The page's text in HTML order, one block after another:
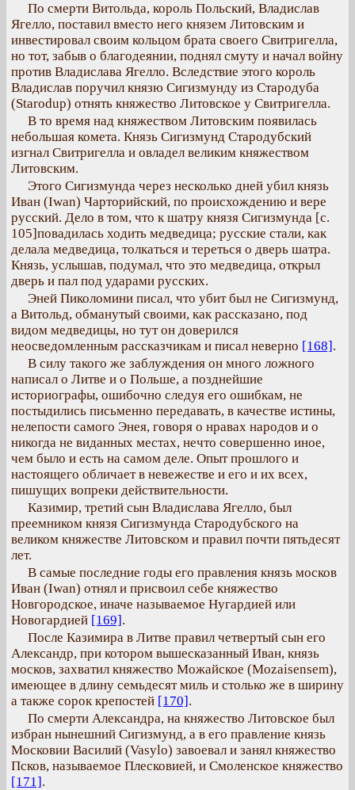
По смерти Витольда, король Польский, Владислав
Ягелло, поставил вместо него князем Литовским и
инвестировал своим кольцом брата своего Свитригелла,
но тот, забыв о благодеянии, поднял смуту и начал войну
против Владислава Ягелло. Вследствие этого король
Владислав поручил князю Сигизмунду из Стародуба
(Starodup) отнять княжество Литовское у Свитригелла.
В то время над княжеством Литовским появилась
небольшая комета. Князь Сигизмунд Стародубский
изгнал Свитригелла и овладел великим княжеством
Литовским.
Этого Сигизмунда через несколько дней убил князь
Иван (Iwan) Чарторийский, по происхождению и вере
русский. Дело в том, что к шатру князя Сигизмунда [с.
105]повадилась ходить медведица; русские стали, как
делала медведица, толкаться и тереться о дверь шатра.
Князь, услышав, подумал, что это медведица, открыл
дверь и пал под ударами русских.
Эней Пиколомини писал, что убит был не Сигизмунд,
а Витольд, обманутый своими, как рассказано, под
видом медведицы, но тут он доверился
неосведомленным рассказчикам и писал неверно [168].
В силу такого же заблуждения он много ложного
написал о Литве и о Польше, а позднейшие
историографы, ошибочно следуя его ошибкам, не
постыдились письменно передавать, в качестве истины,
нелепости самого Энея, говоря о нравах народов и о
никогда не виданных местах, нечто совершенно иное,
чем было и есть на самом деле. Опыт прошлого и
настоящего обличает в невежестве и его и их всех,
пишущих вопреки действительности.
Казимир, третий сын Владислава Ягелло, был
преемником князя Сигизмунда Стародубского на
великом княжестве Литовском и правил почти пятьдесят
лет.
В самые последние годы его правления князь москов
Иван (Iwan) отнял и присвоил себе княжество
Новгородское, иначе называемое Нугардией или
Новогардией [169].
После Казимира в Литве правил четвертый сын его
Александр, при котором вышесказанный Иван, князь
москов, захватил княжество Можайское (Mozaisensem),
имеющее в длину семьдесят миль и столько же в ширину
а также сорок крепостей [170].
По смерти Александра, на княжество Литовское был
избран нынешний Сигизмунд, а в его правление князь
Московии Василий (Vasylo) завоевал и занял княжество
Псков, называемое Плесковией, и Смоленское княжество
[171].